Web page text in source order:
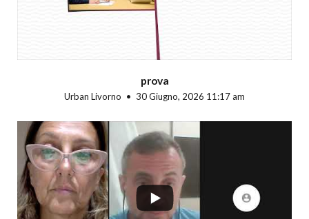
prova
Urban Livorno 30 Giugno, 2026 11:17 am